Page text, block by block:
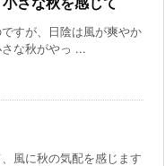
すが、日陰は風が爽やか
な秋がやっ ...
風に秋の気配を感じます